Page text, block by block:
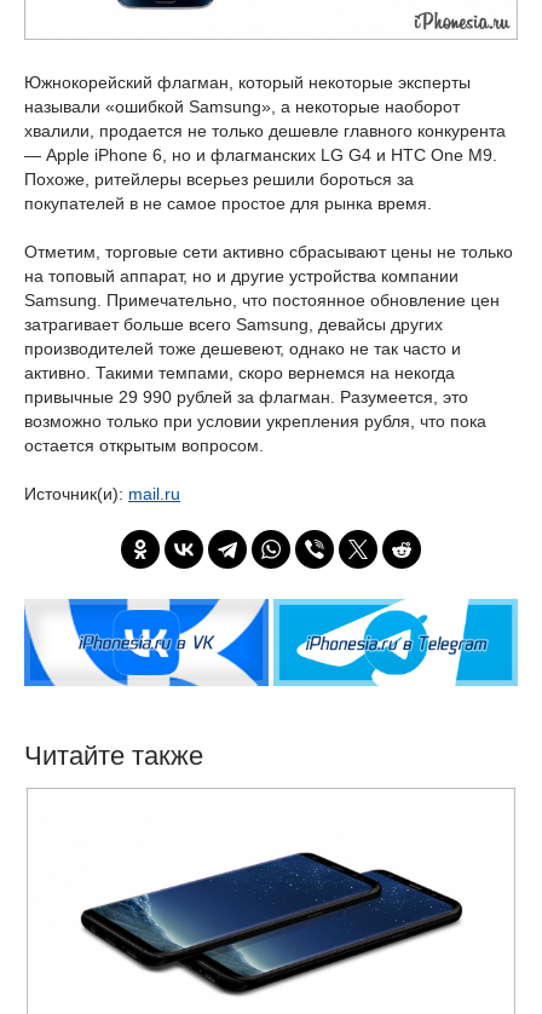
Южнокорейский флагман, который некоторые эксперты
называли «ошибкой Samsung», а некоторые наоборот
хвалили, продается не только дешевле главного конкурента
— Apple iPhone 6, но и флагманских LG G4 и HTC One M9.
Похоже, ритейлеры всерьез решили бороться за
покупателей в не самое простое для рынка время.
Отметим, торговые сети активно сбрасывают цены не только
на топовый аппарат, но и другие устройства компании
Samsung. Примечательно, что постоянное обновление цен
затрагивает больше всего Samsung, девайсы других
производителей тоже дешевеют, однако не так часто и
активно. Такими темпами, скоро вернемся на некогда
привычные 29 990 рублей за флагман. Разумеется, это
возможно только при условии укрепления рубля, что пока
остается открытым вопросом.
Источник(и): mail.ru
Читайте также